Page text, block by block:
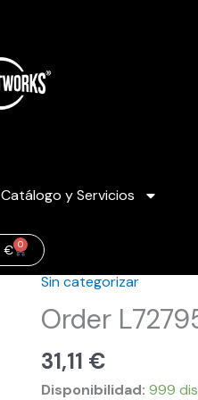
Catálogo y Servicios
€ 0
Carrito
Sin categorizar
Order
31,11 €
Disponibilidad: 999
Order
L727958
cantidad